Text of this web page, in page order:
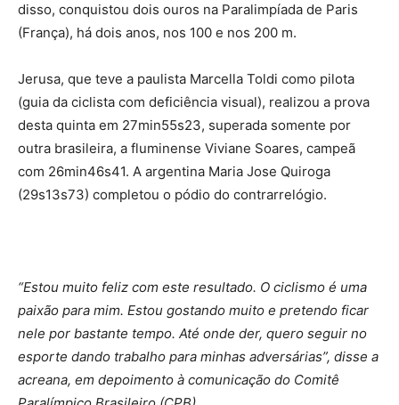
disso, conquistou dois ouros na Paralimpíada de Paris
(França), há dois anos, nos 100 e nos 200 m.
Jerusa, que teve a paulista Marcella Toldi como pilota
(guia da ciclista com deficiência visual), realizou a prova
desta quinta em 27min55s23, superada somente por
outra brasileira, a fluminense Viviane Soares, campeã
com 26min46s41. A argentina Maria Jose Quiroga
(29s13s73) completou o pódio do contrarrelógio.
“Estou muito feliz com este resultado. O ciclismo é uma
paixão para mim. Estou gostando muito e pretendo ficar
nele por bastante tempo. Até onde der, quero seguir no
esporte dando trabalho para minhas adversárias”, disse a
acreana, em depoimento à comunicação do Comitê